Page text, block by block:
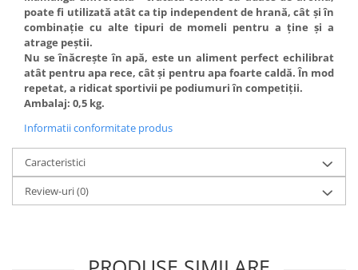
Momeala artificiala
Seminte si mix de seminte
Aditivi, arome, dipuri
Pescuit la copca
Bagajerie pescuit
Genti
Huse
Penare
Altele
poate fi utilizată atât ca tip independent de hrană, cât și în
combinație cu alte tipuri de momeli pentru a ține și a
atrage peștii.
Nu se înăcrește în apă, este un aliment perfect echilibrat
atât pentru apa rece, cât și pentru apa foarte caldă. În mod
repetat, a ridicat sportivii pe podiumuri în competiții.
Ambalaj: 0,5 kg.
Informatii conformitate produs
Caracteristici
Review-uri(0)